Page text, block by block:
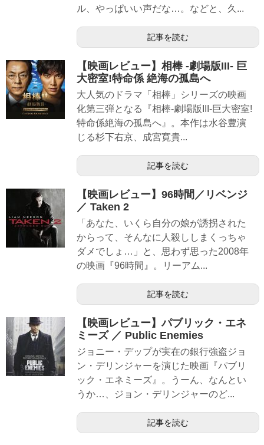
ル、やっぱいい声だな…。などと、久...
記事を読む
【映画レビュー】相棒 -劇場版III- 巨
大密室!特命係 絶海の孤島へ
大人気のドラマ「相棒」シリーズの映画
化第三弾となる『相棒-劇場版III-巨大密室!
特命係絶海の孤島へ』。本作は水谷豊演
じる杉下右京、成宮寛貴...
記事を読む
【映画レビュー】96時間／リベンジ
／ Taken 2
「あなた、いくら自分の娘が誘拐された
からって、そんなに人殺ししまくっちゃ
ダメでしょ…」と、思わず思った2008年
の映画『96時間』。リーアム...
記事を読む
【映画レビュー】パブリック・エネ
ミーズ ／ Public Enemies
ジョニー・デップが実在の銀行強盗ジョ
ン・デリンジャーを演じた映画『パブリ
ック・エネミーズ』。うーん、なんとい
うか…、ジョン・デリンジャーのど...
記事を読む